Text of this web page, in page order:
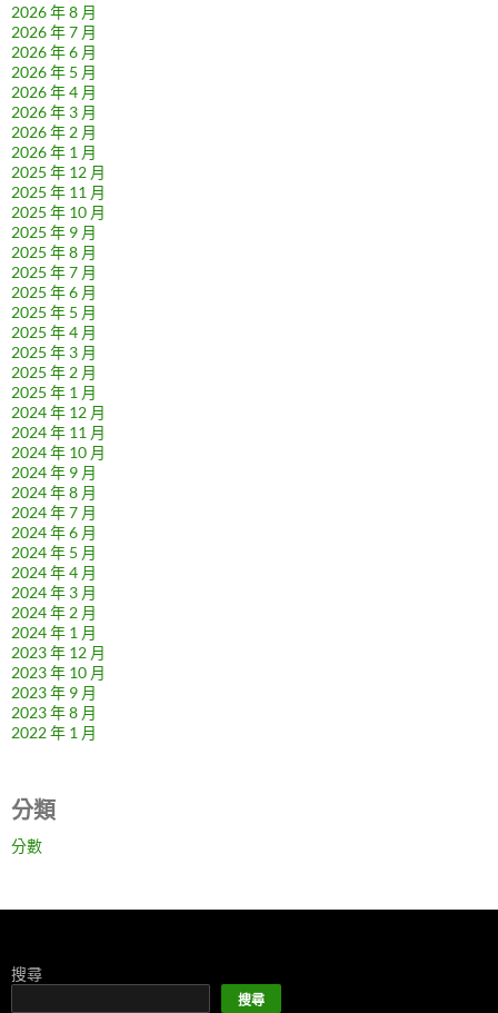
2026 年 8 月
2026 年 7 月
2026 年 6 月
2026 年 5 月
2026 年 4 月
2026 年 3 月
2026 年 2 月
2026 年 1 月
2025 年 12 月
2025 年 11 月
2025 年 10 月
2025 年 9 月
2025 年 8 月
2025 年 7 月
2025 年 6 月
2025 年 5 月
2025 年 4 月
2025 年 3 月
2025 年 2 月
2025 年 1 月
2024 年 12 月
2024 年 11 月
2024 年 10 月
2024 年 9 月
2024 年 8 月
2024 年 7 月
2024 年 6 月
2024 年 5 月
2024 年 4 月
2024 年 3 月
2024 年 2 月
2024 年 1 月
2023 年 12 月
2023 年 10 月
2023 年 9 月
2023 年 8 月
2022 年 1 月
分類
分數
搜尋
搜尋